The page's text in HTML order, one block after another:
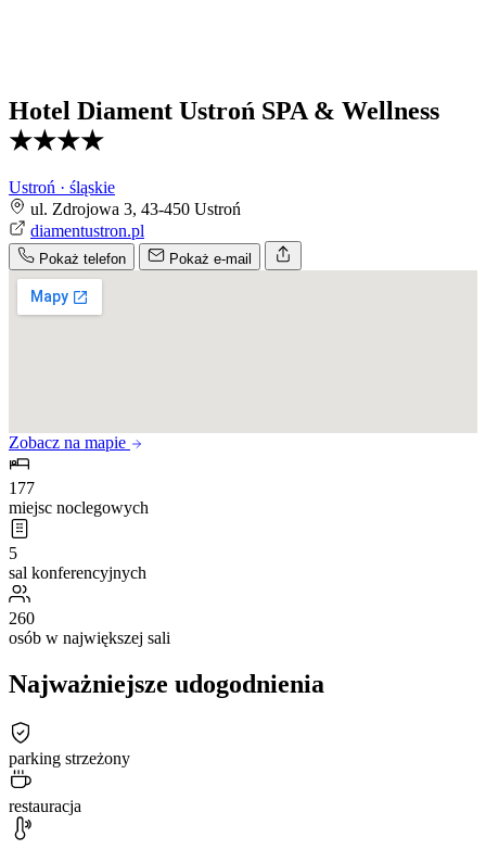
Hotel Diament Ustroń SPA & Wellness
★★★★
Ustroń · śląskie
ul. Zdrojowa 3, 43-450 Ustroń
diamentustron.pl
Pokaż telefon Pokaż e-mail
Zobacz na mapie
177
miejsc noclegowych
5
sal konferencyjnych
260
osób w największej sali
Najważniejsze udogodnienia
parking strzeżony
restauracja